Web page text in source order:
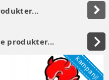
navigate_next
produkter...
Kampanj!